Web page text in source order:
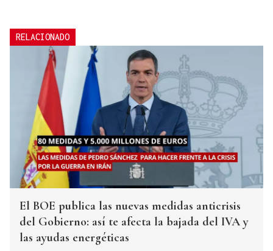
RELACIONADO
El BOE publica las nuevas medidas anticrisis
del Gobierno: así te afecta la bajada del IVA y
las ayudas energéticas